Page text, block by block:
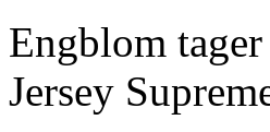
Engblom
Jersey